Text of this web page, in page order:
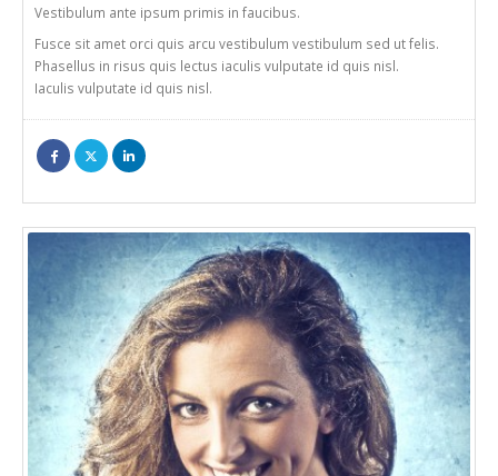
Vestibulum ante ipsum primis in faucibus.
Fusce sit amet orci quis arcu vestibulum vestibulum sed ut felis.
Phasellus in risus quis lectus iaculis vulputate id quis nisl.
Iaculis vulputate id quis nisl.